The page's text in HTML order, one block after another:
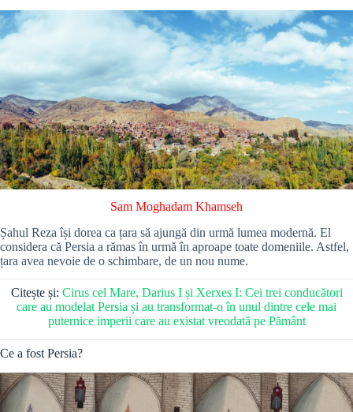
Sam Moghadam Khamseh
Șahul Reza își dorea ca țara să ajungă din urmă lumea modernă. El
considera că Persia a rămas în urmă în aproape toate domeniile. Astfel,
țara avea nevoie de o schimbare, de un nou nume.
Citește și: Cirus cel Mare, Darius I și Xerxes I: Cei trei conducători
care au modelat Persia și au transformat-o în unul dintre cele mai
puternice imperii care au existat vreodată pe Pământ
Ce a fost Persia?